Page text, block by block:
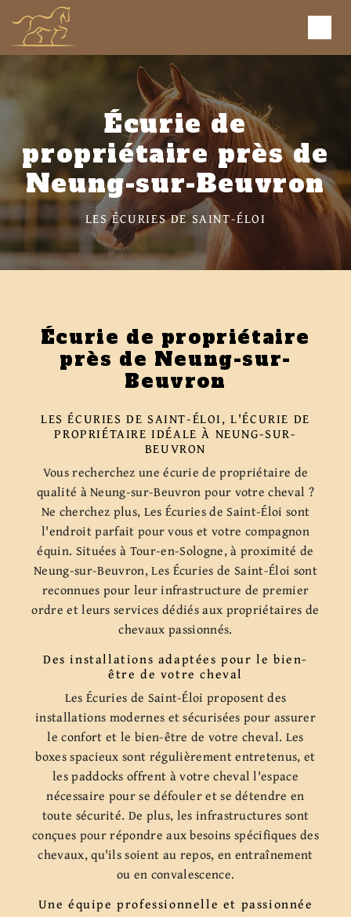
Écurie de
propriétaire près de
Neung-sur-Beuvron
LES ÉCURIES DE SAINT-ÉLOI
Écurie de propriétaire
près de Neung-sur-
Beuvron
LES ÉCURIES DE SAINT-ÉLOI, L'ÉCURIE DE
PROPRIÉTAIRE IDÉALE À NEUNG-SUR-
BEUVRON
Vous recherchez une écurie de propriétaire de
qualité à Neung-sur-Beuvron pour votre cheval ?
Ne cherchez plus, Les Écuries de Saint-Éloi sont
l'endroit parfait pour vous et votre compagnon
équin. Situées à Tour-en-Sologne, à proximité de
Neung-sur-Beuvron, Les Écuries de Saint-Éloi sont
reconnues pour leur infrastructure de premier
ordre et leurs services dédiés aux propriétaires de
chevaux passionnés.
Des installations adaptées pour le bien-
être de votre cheval
Les Écuries de Saint-Éloi proposent des
installations modernes et sécurisées pour assurer
le confort et le bien-être de votre cheval. Les
boxes spacieux sont régulièrement entretenus, et
les paddocks offrent à votre cheval l'espace
nécessaire pour se défouler et se détendre en
toute sécurité. De plus, les infrastructures sont
conçues pour répondre aux besoins spécifiques des
chevaux, qu'ils soient au repos, en entraînement
ou en convalescence.
Une équipe professionnelle et passionnée
Panneau de gestion des cookies